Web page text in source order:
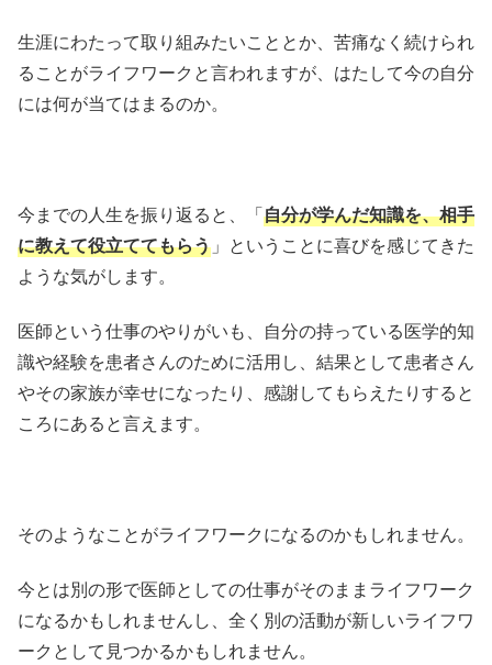
生涯にわたって取り組みたいこととか、苦痛なく続けられ
ることがライフワークと言われますが、はたして今の自分
には何が当てはまるのか。
今までの人生を振り返ると、「自分が学んだ知識を、相手
に教えて役立ててもらう 」ということに喜びを感じてきた
ような気がします。
医師という仕事のやりがいも、自分の持っている医学的知
識や経験を患者さんのために活用し、結果として患者さん
やその家族が幸せになったり、感謝してもらえたりすると
ころにあると言えます。
そのようなことがライフワークになるのかもしれません。
今とは別の形で医師としての仕事がそのままライフワーク
になるかもしれませんし、全く別の活動が新しいライフワ
ークとして見つかるかもしれません。